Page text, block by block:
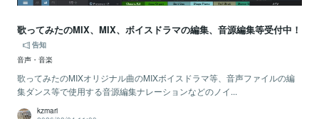
歌ってみたのMIX、MIX、ボイスドラマの編集、音源編集等受付中！
告知
音声・音楽
歌ってみたのMIXオリジナル曲のMIXボイスドラマ等、音声ファイルの編
集ダンス等で使用する音源編集ナレーションなどのノイ...
kzmari